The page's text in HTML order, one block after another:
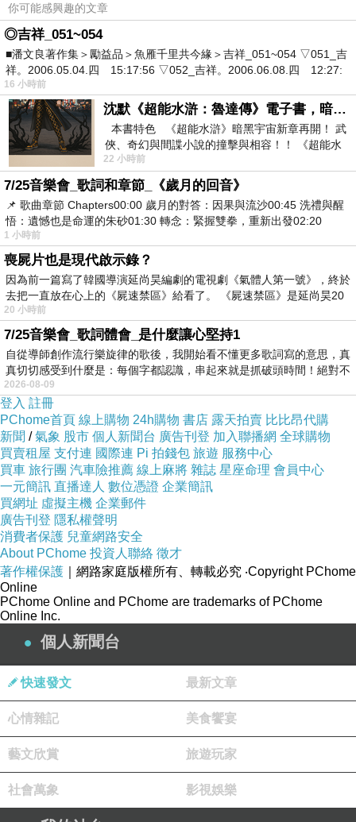
實體。眾生之所以感到焦慮、不安與痛苦，是因
為對現象產了「實有」的錯誤認知。
《稻稈經》所要破除的，正是我們對生命與世界
的誤解。若將因緣和合的身心現象，誤認為有一
個恆常不變、能主宰一切的「我」存在，對自
我、對他人、對境界的執取便隨之而生，煩惱也
在這樣的執取中不斷相續。若未加覺察，很容易
「自我感覺良好」，將成就歸功於「我」的能
力，無形中加深我執；而我執愈深，離解脫也就
愈遠。
長年弘講《稻稈經》的果徹法師，將這部經的生
活實踐歸結為八個字：「隨緣盡力，無所執
著。」法師指出，了解萬事萬物皆是緣起性空，
因此不必執著結果的好壞；但也因為一切依緣而
生，更需要在當下盡力而為。盡力之後，放下結
果，讓生命在因緣流動之中繼續提昇，這正是將
緣起智慧落實於生活的具體方式。
上一篇：《人間世》
下一篇：走路禪 ──讓走路成為心靈的減壓法
你可能感興趣的文章
◎吉祥_051~054
■潘文良著作集＞勵益品＞魚雁千里共今緣＞吉祥_051~054 ▽051_吉
祥。2006.05.04.四 15:17:56 ▽052_吉祥。2006.06.08.四 12:27:
16 小時前
沈默《超能水滸：魯達傳》電子書，暗黑宇宙新章，一一五年八月璀璨上架！
本書特色 《超能水滸》暗黑宇宙新章再開！ 武
俠、奇幻與間諜小說的撞擊與相容！！ 《超能水
滸》系列第四部
22 小時前
7/25音樂會_歌詞和章節_《歲月的回音》
📌 歌曲章節 Chapters00:00​ 歲月的對答：因果與流沙00:45​ 洗禮與醒
悟：遺憾也是命運的朱砂01:30​ 轉念：緊握雙拳，重新出發02:20
1 小時前
喪屍片也是現代啟示錄？
因為前一篇寫了韓國導演延尚昊編劇的電視劇《氣體人第一號》，終於
去把一直放在心上的《屍速禁區》給看了。 《屍速禁區》是延尚昊20
20 小時前
7/25音樂會_歌詞體會_是什麼讓心堅持1
自從導師創作流行樂旋律的歌後，我開始看不懂更多歌詞寫的意思，真
真切切感受到什麼是：每個字都認識，串起來就是抓破頭時間！絕對不
2026-08-09
登入 註冊
PChome首頁 線上購物 24h購物 書店 露天拍賣 比比昂代購
新聞 /氣象 股市 個人新聞台 廣告刊登 加入聯播網 全球購物
買賣租屋 支付連 國際連 Pi 拍錢包 旅遊 服務中心
買車 旅行團 汽車險推薦 線上麻將 雜誌 星座命理 會員中心
一元簡訊 直播達人 數位憑證 企業簡訊
買網址 虛擬主機 企業郵件
廣告刊登 隱私權聲明
消費者保護 兒童網路安全
About PChome 投資人聯絡 徵才
著作權保護 ｜網路家庭版權所有、轉載必究 ‧Copyright PChome
Online
PChome Online and PChome are trademarks of PChome
Online Inc.
個人新聞台
快速發文 最新文章
心情雜記 美食饗宴
藝文欣賞 旅遊玩家
社會萬象 影視娛樂